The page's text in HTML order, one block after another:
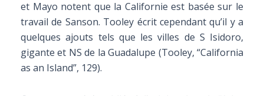
et Mayo notent que la Californie est basée sur le
travail de Sanson. Tooley écrit cependant qu’il y a
quelques ajouts tels que les villes de S Isidoro,
gigante et NS de la Guadalupe (Tooley, “California
as an Island”, 129).